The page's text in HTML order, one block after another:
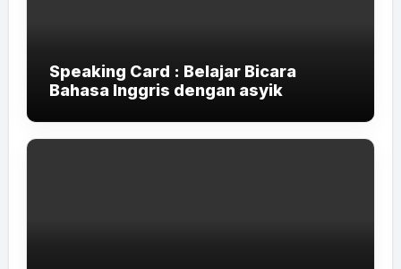
Speaking Card : Belajar Bicara
Bahasa Inggris dengan asyik